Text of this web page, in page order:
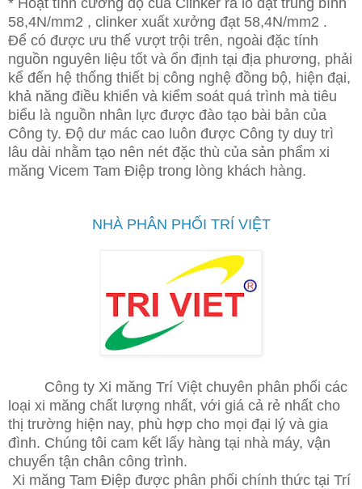
58,4N/mm2 , clinker xuất xưởng đạt 58,4N/mm2 .
Để có được ưu thế vượt trội trên, ngoài đặc tính
nguồn nguyên liệu tốt và ổn định tại địa phương, phải
kể đến hệ thống thiết bị công nghệ đồng bộ, hiện đại,
khả năng điều khiển và kiểm soát quá trình mà tiêu
biểu là nguồn nhân lực được đào tạo bài bản của
Công ty. Độ dư mác cao luôn được Công ty duy trì
lâu dài nhằm tạo nên nét đặc thù của sản phẩm xi
măng Vicem Tam Điệp trong lòng khách hàng.
NHÀ PHÂN PHỐI TRÍ VIỆT
Công ty Xi măng Trí Việt chuyên phân phối các
loại xi măng chất lượng nhất, với giá cả rẻ nhất cho
thị trường hiện nay, phù hợp cho mọi đại lý và gia
đình. Chúng tôi cam kết lấy hàng tại nhà máy, vận
chuyển tận chân công trình.
Xi măng Tam Điệp được phân phối chính thức tại Trí